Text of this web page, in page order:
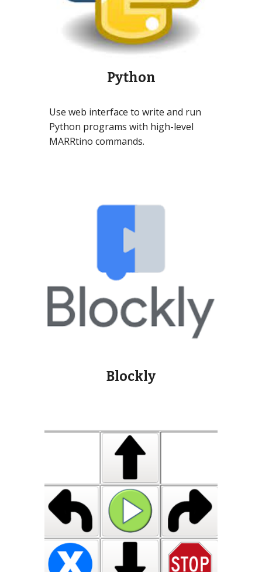
Python
Use web interface to write and run
Python programs with high-level
MARRtino commands.
Blockly